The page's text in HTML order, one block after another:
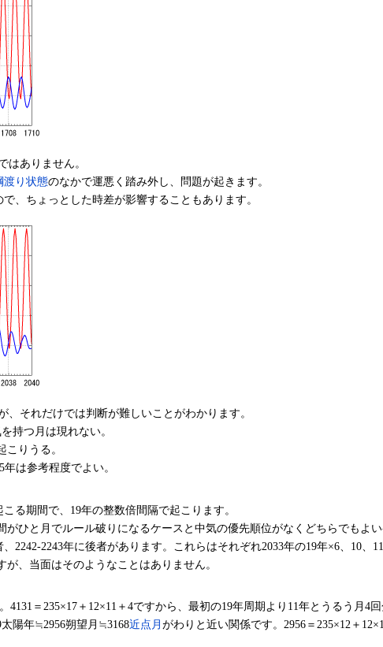
はありません。
渡り状態のなかで運悪く踏み外し、問題が起きます。
、ちょっとした時差が影響することもあります。
それだけでは判断が難しいことがわかります。
持つ月は現れない。
りうる。
年は参考程度でよい。
る期間で、19年の整数倍間隔で起こります。
がひと月でルール破りになるケースと中気の優先順位がなくどちらでもよ
2242-2243年に後者があります。これらはそれぞれ2033年の19年×6、10、11
、当面はそのようなことはありません。
4131＝235×17＋12×11＋4ですから、最初の19年周期より11年とうるう月4
陽年≒2956朔望月≒3168近点月がわりと近い関係です。2956＝235×12＋